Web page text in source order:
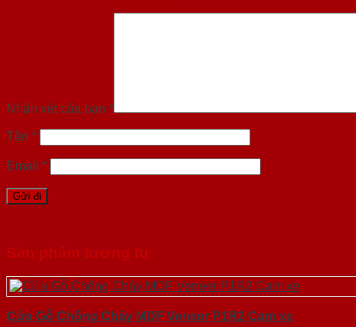
Nhận xét của bạn *
Tên *
Email *
Sản phẩm tương tự
Cửa Gỗ Chống Cháy MDF Veneer P1R2 Cam xe